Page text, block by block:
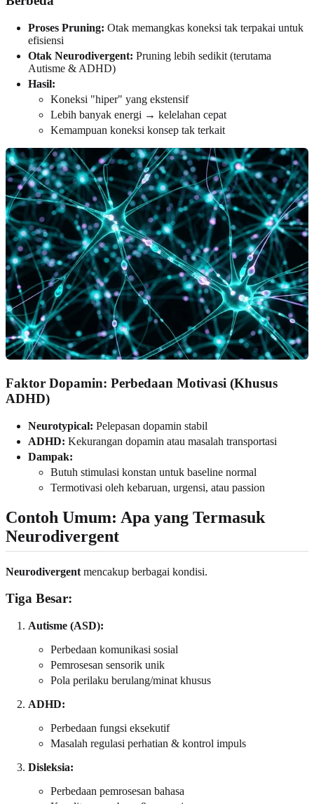
Proses Pruning: Otak memangkas koneksi tak terpakai untuk
efisiensi
Otak Neurodivergent: Pruning lebih sedikit (terutama
Autisme & ADHD)
Hasil:
Koneksi "hiper" yang ekstensif
Lebih banyak energi → kelelahan cepat
Kemampuan koneksi konsep tak terkait
Faktor Dopamin: Perbedaan Motivasi (Khusus
ADHD)
Neurotypical: Pelepasan dopamin stabil
ADHD: Kekurangan dopamin atau masalah transportasi
Dampak:
Butuh stimulasi konstan untuk baseline normal
Termotivasi oleh kebaruan, urgensi, atau passion
Contoh Umum: Apa yang Termasuk
Neurodivergent
Neurodivergent mencakup berbagai kondisi.
Tiga Besar:
Autisme (ASD):
Perbedaan komunikasi sosial
Pemrosesan sensorik unik
Pola perilaku berulang/minat khusus
ADHD:
Perbedaan fungsi eksekutif
Masalah regulasi perhatian & kontrol impuls
Disleksia:
Perbedaan pemrosesan bahasa